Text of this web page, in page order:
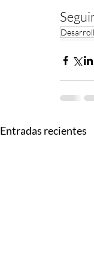
Entradas recientes